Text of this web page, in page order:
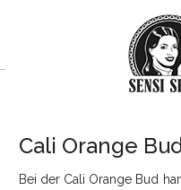
Cali Orange
Bei der Cali Orange Bud